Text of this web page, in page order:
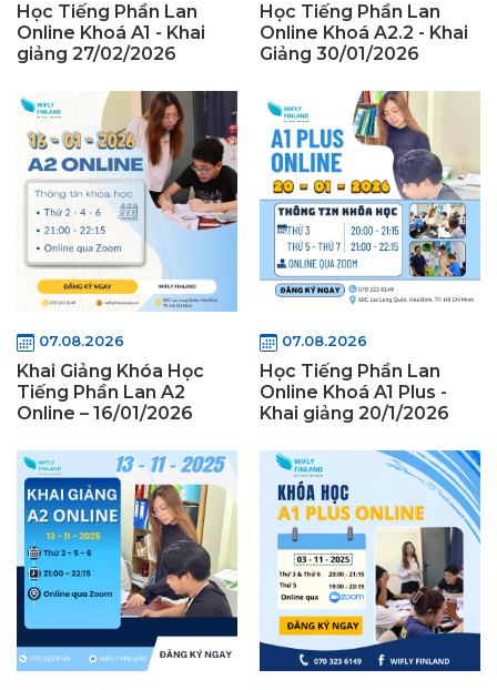
Học Tiếng Phần Lan
Online Khoá A1 - Khai
giảng 27/02/2026
Học Tiếng Phần Lan
Online Khoá A2.2 - Khai
Giảng 30/01/2026
07.08.2026
Khai Giảng Khóa Học
Tiếng Phần Lan A2
Online – 16/01/2026
07.08.2026
Học Tiếng Phần Lan
Online Khoá A1 Plus -
Khai giảng 20/1/2026